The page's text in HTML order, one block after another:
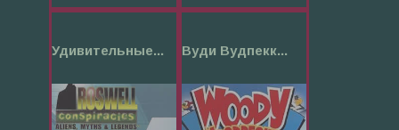
Удивительные... Вуди Вудпекк...